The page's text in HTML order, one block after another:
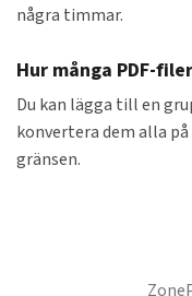
några timmar.
Hur många PDF-
Du kan lägga till en
konvertera dem alla
gränsen.